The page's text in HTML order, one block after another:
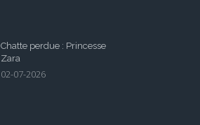
Chatte perdue : Princesse
Zara
02-07-2026